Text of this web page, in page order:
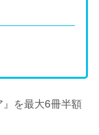
を最大6冊半額